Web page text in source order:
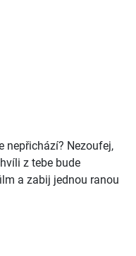
nepřichází? Nezoufej,
z tebe bude
a zabij jednou ranou